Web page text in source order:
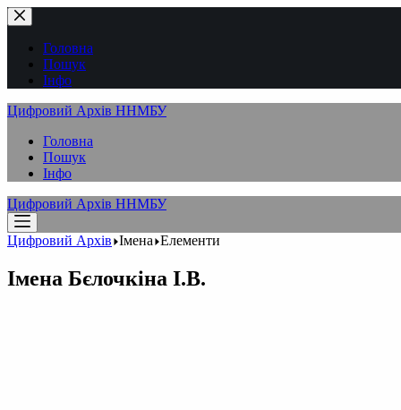
Перейти
до
вмістуГоловна
Пошук
Інфо
Цифровий Архів ННМБУ
Головна
Пошук
Інфо
Цифровий Архів ННМБУ
Цифровий Архів Імена Елементи
Імена Бєлочкіна І.В.